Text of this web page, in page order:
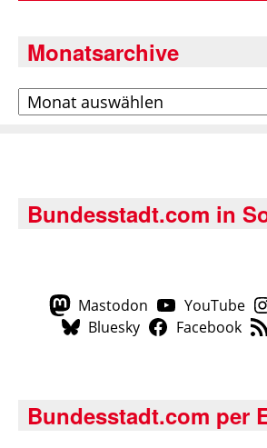
Monatsarchive
Archiv
Bundesstadt.com in
Mastodon YouTube
Bluesky
Facebook
Bundesstadt.com per